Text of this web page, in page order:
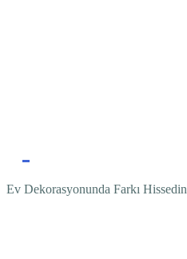
Ev Dekorasyonunda Farkı Hissedin